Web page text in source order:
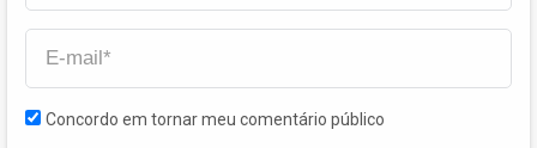
Concordo em tornar meu comentário público